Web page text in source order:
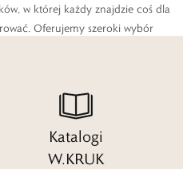
w której każdy znajdzie coś dla
Oferujemy szeroki wybór
znajdziesz delikatne kolczyki
szlachetnymi oraz kunsztownie
do eleganckiego świata
radości zarówno Tobie, jak i
Katalogi
W.KRUK